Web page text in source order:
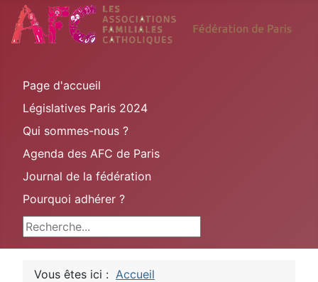
Page d'accueil
Législatives Paris 2024
Qui sommes-nous ?
Agenda des AFC de Paris
Journal de la fédération
Pourquoi adhérer ?
Rechercher
Vous êtes ici : Accueil